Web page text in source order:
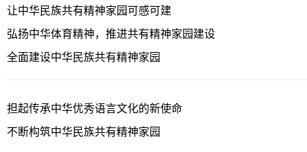
让中华民族共有精神家园可感可建
弘扬中华体育精神，推进共有精神家园建设
全面建设中华民族共有精神家园
担起传承中华优秀语言文化的新使命
不断构筑中华民族共有精神家园